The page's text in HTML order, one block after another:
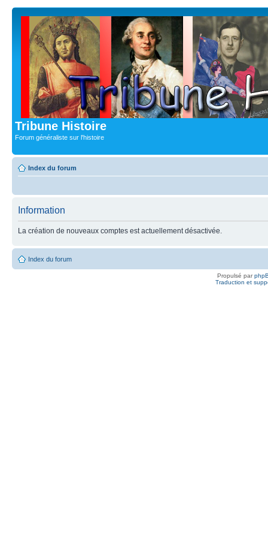
Tribune Histoire
Forum généraliste sur l'histoire
Index du forum
Information
La création de nouveaux comptes est actuellement désactivée.
Index du forum
Propulsé par
Traduction et